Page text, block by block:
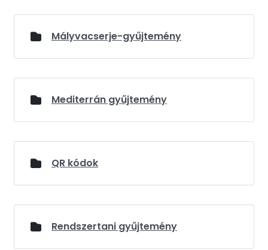
Mályvacserje-gyűjtemény
Mediterrán gyűjtemény
QR kódok
Rendszertani gyűjtemény